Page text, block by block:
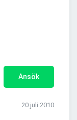
Ansök
20 juli 2010